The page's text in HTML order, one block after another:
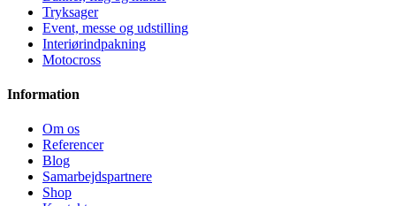
Tryksager
Event, messe og udstilling
Interiørindpakning
Motocross
Information
Om os
Referencer
Blog
Samarbejdspartnere
Shop